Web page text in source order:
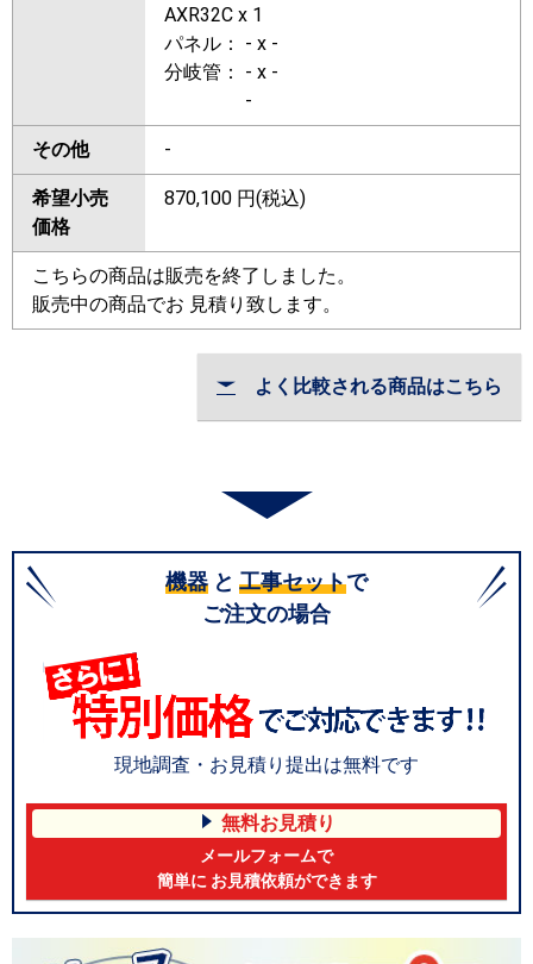
AXR32C x 1
パネル： - x -
分岐管： - x -
-
その他 -
希望小売
価格
870,100 円(税込)
こちらの商品は販売を終了しました。
販売中の商品でお 見積り致します。
よく比較される商品はこちら
機器 と 工事セットで
ご注文の場合
現地調査・お見積り提出は無料です
無料お見積り
メールフォームで
簡単に お見積依頼ができます